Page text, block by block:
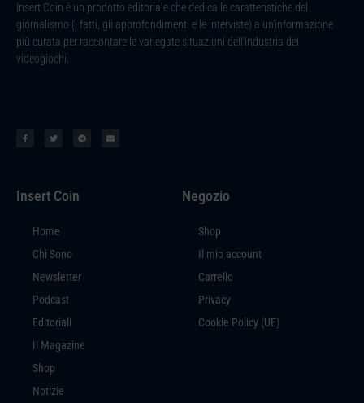
Insert Coin è un prodotto editoriale che dedica le caratteristiche del
giornalismo (i fatti, gli approfondimenti e le interviste) a un’informazione
più curata per raccontare le variegate situazioni dell’industria dei
videogiochi.
Insert Coin
Home
Chi Sono
Newsletter
Podcast
Editoriali
Il Magazine
Shop
Notizie
Negozio
Shop
Il mio account
Carrello
Privacy
Cookie Policy (UE)